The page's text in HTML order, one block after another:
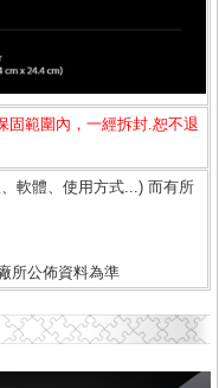
固範圍內，一經拆封.恕不退
軟體、使用方式...) 而有所
所公佈資料為準